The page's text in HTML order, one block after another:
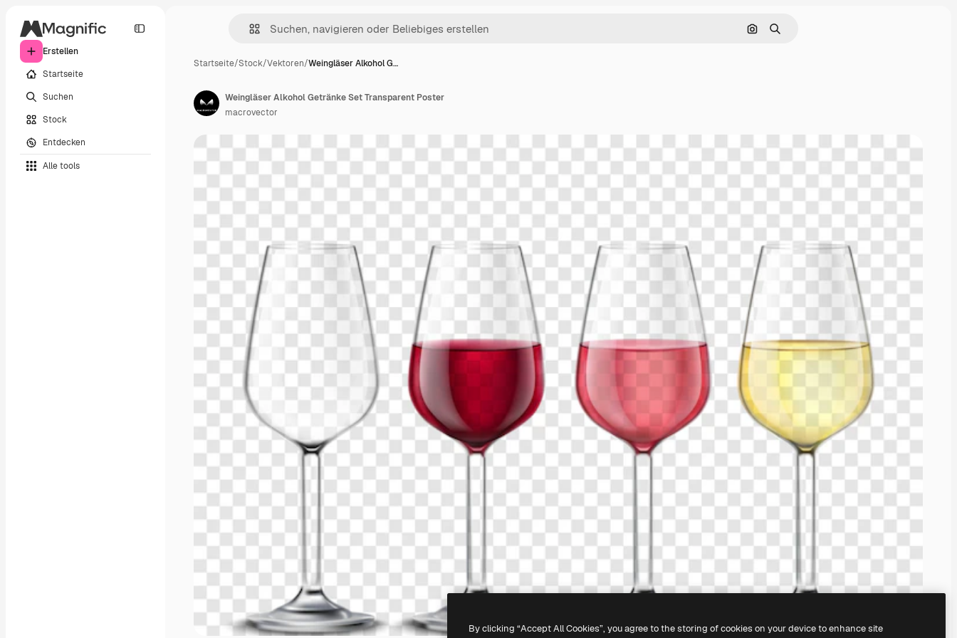
Erstellen
Startseite
Suchen
Stock
Entdecken
Alle tools
Nach Bild suchen
Suchen
Startseite/Stock/Vektoren/Weingläser Alkohol G…
Weingläser Alkohol Getränke Set Transparent Poster
macrovector
By clicking “Accept All Cookies”, you agree to the storing of cookies on your device to enhance site